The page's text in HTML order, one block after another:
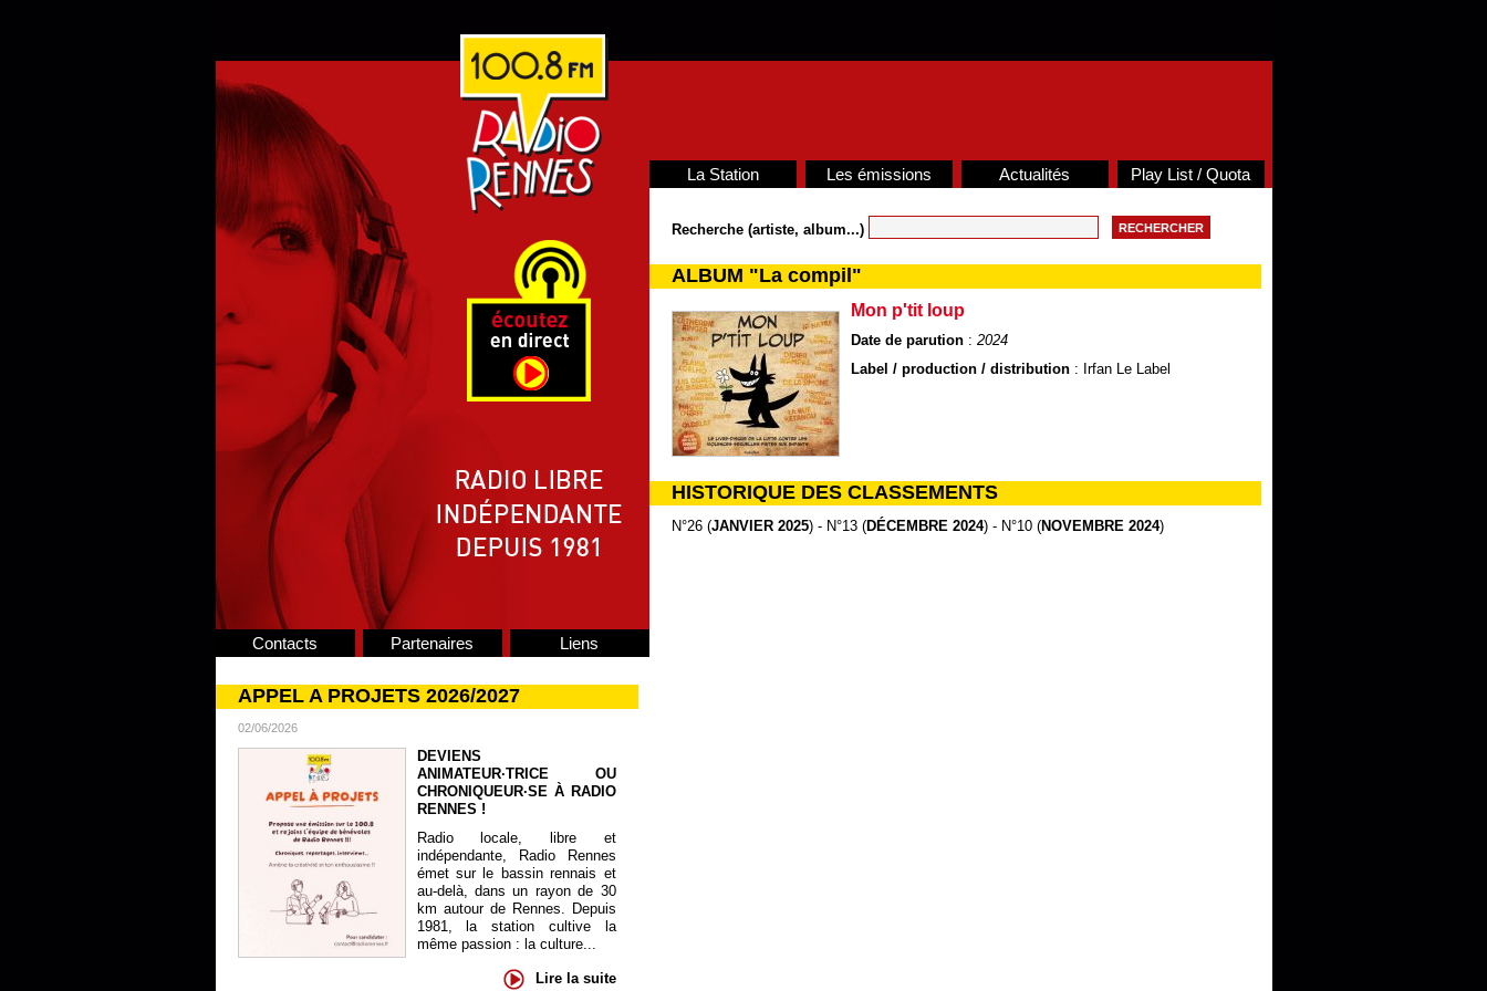
Contacts Partenaires Liens
APPEL A PROJETS 2026/2027
02/06/2026
DEVIENS
ANIMATEUR·TRICE OU
CHRONIQUEUR·SE À RADIO
RENNES !
Radio locale, libre et
indépendante, Radio Rennes
émet sur le bassin rennais et
au-delà, dans un rayon de 30
km autour de Rennes. Depuis
1981, la station cultive la
même passion : la culture...
Lire la suite
La Station Les émissions Actualités Play List / Quota
Recherche (artiste, album...)
ALBUM "La compil"
Mon p'tit loup
Date de parution: 2024
Label / production / distribution: Irfan Le Label
HISTORIQUE DES CLASSEMENTS
N°26 (JANVIER 2025) - N°13 (DÉCEMBRE 2024) - N°10 (NOVEMBRE 2024)